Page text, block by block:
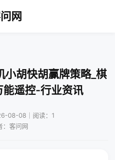
网
小胡快胡赢牌策略_棋
能遥控-行业资讯
08-08｜阅读：1
：客问网